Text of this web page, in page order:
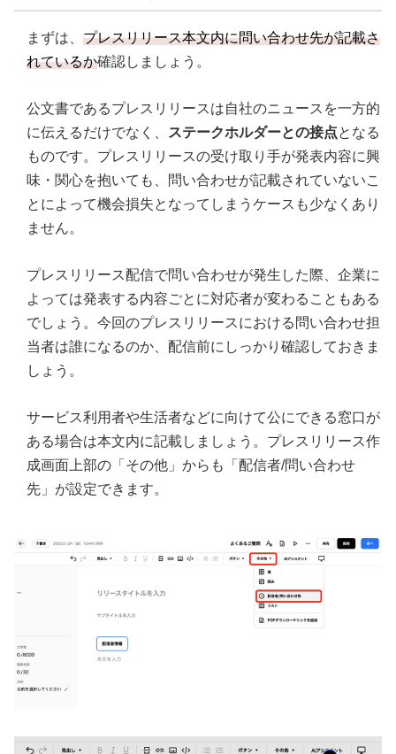
まずは、 プレスリリース本文内に問い合わせ先が記載さ
れているか確認しましょう。
公文書であるプレスリリースは自社のニュースを一方的
に伝えるだけでなく、
ステークホルダーとの接点となる
ものです。プレスリリースの受け取り手が発表内容に興
味・関心を抱いても、問い合わせが記載されていないこ
とによって機会損失となってしまうケースも少なくあり
ません。
プレスリリース配信で問い合わせが発生した際、企業に
よっては発表する内容ごとに対応者が変わることもある
でしょう。今回のプレスリリースにおける問い合わせ担
当者は誰になるのか、配信前にしっかり確認しておきま
しょう。
サービス利用者や生活者などに向けて公にできる窓口が
ある場合は本文内に記載しましょう。プレスリリース作
成画面上部の「その他」からも「配信者/問い合わせ
先」が設定できます。